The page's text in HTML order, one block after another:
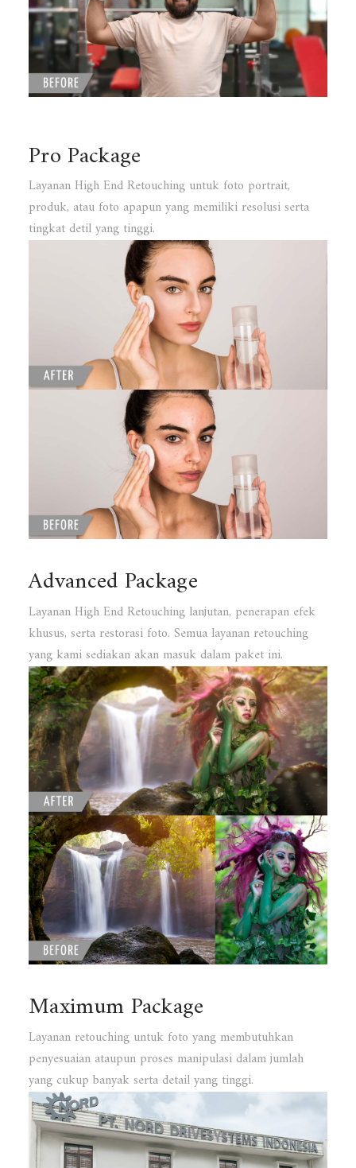
Pro Package
Layanan High End Retouching untuk foto portrait,
produk, atau foto apapun yang memiliki resolusi serta
tingkat detil yang tinggi.
Advanced Package
Layanan High End Retouching lanjutan, penerapan efek
khusus, serta restorasi foto. Semua layanan retouching
yang kami sediakan akan masuk dalam paket ini.
Maximum Package
Layanan retouching untuk foto yang membutuhkan
penyesuaian ataupun proses manipulasi dalam jumlah
yang cukup banyak serta detail yang tinggi.